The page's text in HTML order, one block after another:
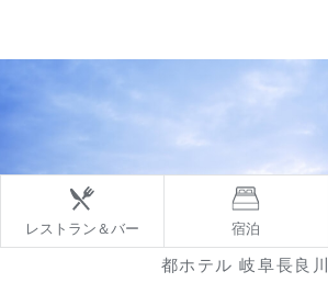
レストラン＆バー 宿泊
都ホテル 岐阜長良川